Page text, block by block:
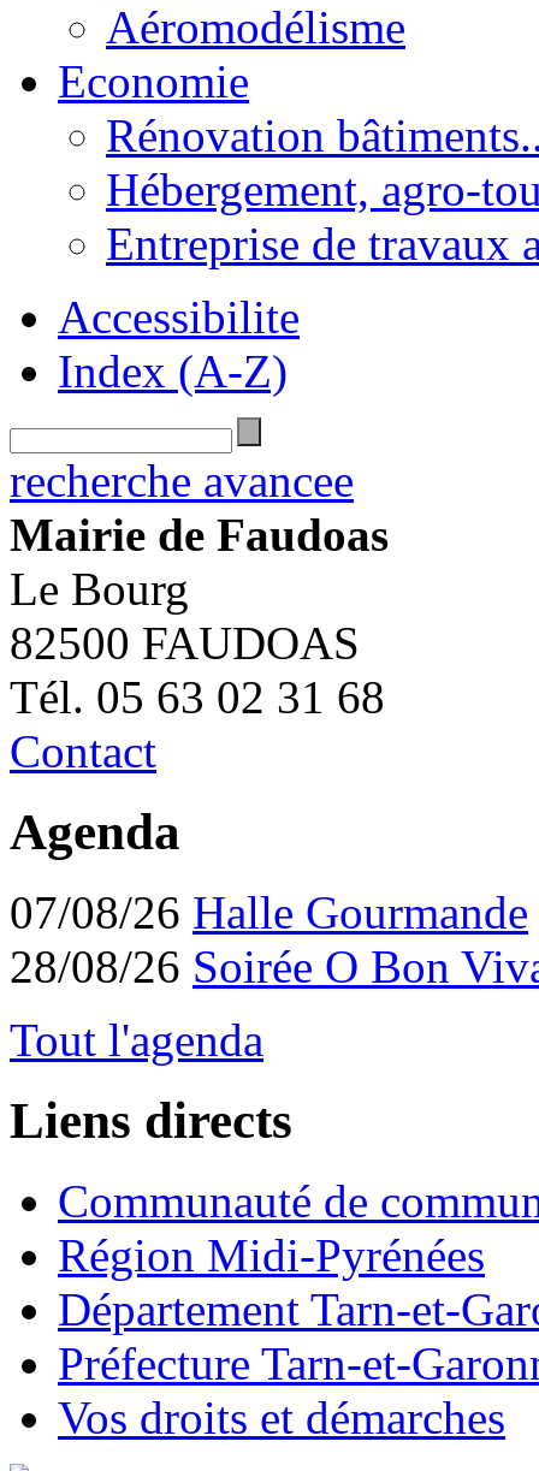
Aéromodélisme
Economie
Rénovation
Hébergement, agro-
Entreprise de travaux
Accessibilite
Index (A-Z)
recherche avancee
Mairie de Faudoas
Le Bourg
82500 FAUDOAS
Tél. 05 63 02 31 68
Contact
Agenda
07/08/26 Halle Gourmande
28/08/26 Soirée O Bon
Tout l'agenda
Liens directs
Communauté de
Région Midi-Pyrénées
Département Tarn-et-
Préfecture Tarn-et-
Vos droits et démarches